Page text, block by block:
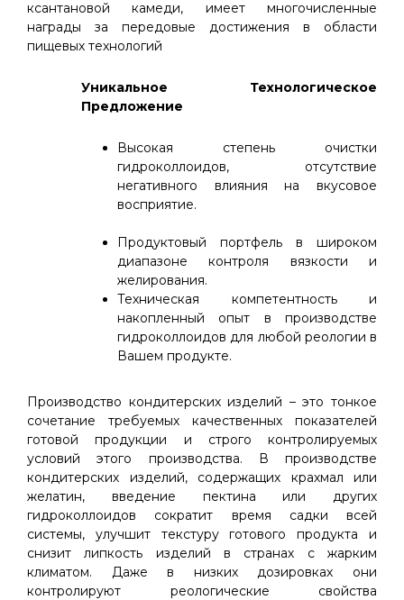
ксантановой камеди, имеет многочисленные
награды за передовые достижения в области
пищевых технологий
Уникальное Технологическое
Предложение
Высокая степень очистки
гидроколлоидов, отсутствие
негативного влияния на вкусовое
восприятие.
Продуктовый портфель в широком
диапазоне контроля вязкости и
желирования.
Техническая компетентность и
накопленный опыт в производстве
гидроколлоидов для любой реологии в
Вашем продукте.
Производство кондитерских изделий – это тонкое
сочетание требуемых качественных показателей
готовой продукции и строго контролируемых
условий этого производства. В производстве
кондитерских изделий, содержащих крахмал или
желатин, введение пектина или других
гидроколлоидов сократит время садки всей
системы, улучшит текстуру готового продукта и
снизит липкость изделий в странах с жарким
климатом. Даже в низких дозировках они
контролируют реологические свойства